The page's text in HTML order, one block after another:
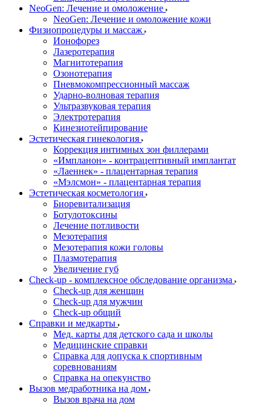
NeoGen: Лечение и омоложение
NeoGen: Лечение и омоложение кожи
Физиопроцедуры и массаж
Ионофорез
Лазеротерапия
Магнитотерапия
Озонотерапия
Пневмокомпрессионный массаж
Ударно-волновая терапия
Ультразвуковая терапия
Электротерапия
Кинезиотейпирование
Эстетическая гинекология
Коррекция интимных зон филлерами
«Импланон» - контрацептивный имплантат
«Лаеннек» - плацентарная терапия
«Мэлсмон» - плацентарная терапия
Эстетическая косметология
Биоревитализация
Ботулотоксины
Лечение потливости
Мезотерапия
Мезотерапия кожи головы
Плазмотерапия
Увеличение губ
Check-up - комплексное обследование организма
Check-up для женщин
Check-up для мужчин
Check-up общий
Справки и медкарты
Мед. карты для детского сада и школы
Медицинские справки
Справка для допуска к спортивным
соревнованиям
Справка на опекунство
Вызов медработника на дом
Вызов врача на дом